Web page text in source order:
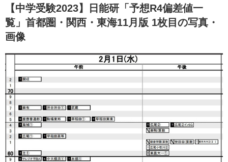
【中学受験2023】日能研「予想R4偏差値一
覧」首都圏・関西・東海11月版 1枚目の写真・
画像